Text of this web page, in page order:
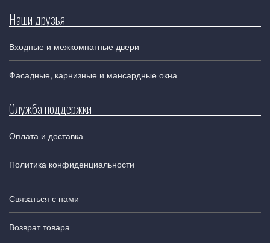
Наши друзья
Входные и межкомнатные двери
Фасадные, карнизные и мансардные окна
Служба поддержки
Оплата и доставка
Политика конфиденциальности
Связаться с нами
Возврат товара